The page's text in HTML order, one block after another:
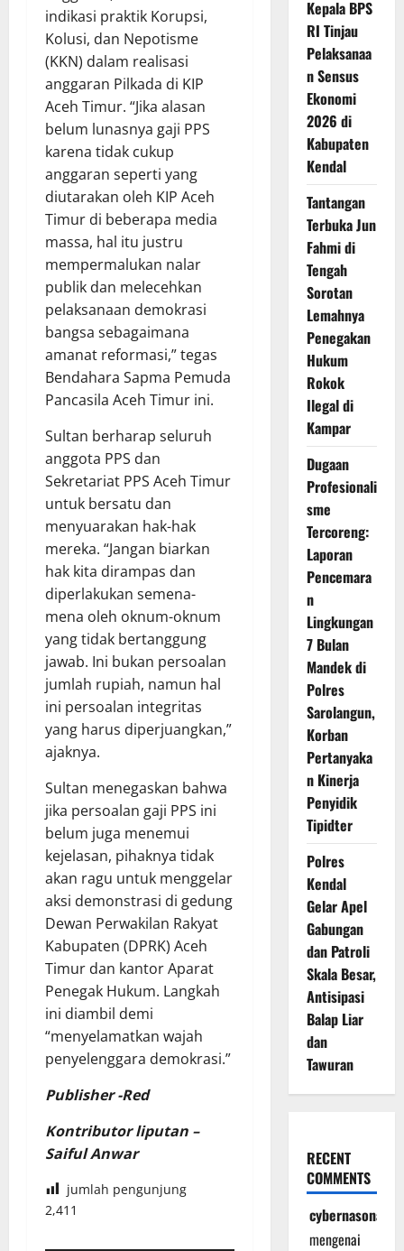
indikasi praktik Korupsi,
Kolusi, dan Nepotisme
(KKN) dalam realisasi
anggaran Pilkada di KIP
Aceh Timur. “Jika alasan
belum lunasnya gaji PPS
karena tidak cukup
anggaran seperti yang
diutarakan oleh KIP Aceh
Timur di beberapa media
massa, hal itu justru
mempermalukan nalar
publik dan melecehkan
pelaksanaan demokrasi
bangsa sebagaimana
amanat reformasi,” tegas
Bendahara Sapma Pemuda
Pancasila Aceh Timur ini.
Sultan berharap seluruh
anggota PPS dan
Sekretariat PPS Aceh Timur
untuk bersatu dan
menyuarakan hak-hak
mereka. “Jangan biarkan
hak kita dirampas dan
diperlakukan semena-
mena oleh oknum-oknum
yang tidak bertanggung
jawab. Ini bukan persoalan
jumlah rupiah, namun hal
ini persoalan integritas
yang harus diperjuangkan,”
ajaknya.
Sultan menegaskan bahwa
jika persoalan gaji PPS ini
belum juga menemui
kejelasan, pihaknya tidak
akan ragu untuk menggelar
aksi demonstrasi di gedung
Dewan Perwakilan Rakyat
Kabupaten (DPRK) Aceh
Timur dan kantor Aparat
Penegak Hukum. Langkah
ini diambil demi
“menyelamatkan wajah
penyelenggara demokrasi.”
Publisher -Red
Kontributor liputan –
Saiful Anwar
jumlah pengunjung
2,411
Kepala BPS
RI Tinjau
Pelaksanaa
n Sensus
Ekonomi
2026 di
Kabupaten
Kendal
Tantangan
Terbuka Jun
Fahmi di
Tengah
Sorotan
Lemahnya
Penegakan
Hukum
Rokok
Ilegal di
Kampar
Dugaan
Profesionali
sme
Tercoreng:
Laporan
Pencemara
n
Lingkungan
7 Bulan
Mandek di
Polres
Sarolangun,
Korban
Pertanyaka
n Kinerja
Penyidik
Tipidter
Polres
Kendal
Gelar Apel
Gabungan
dan Patroli
Skala Besar,
Antisipasi
Balap Liar
dan
Tawuran
RECENT
COMMENTS
cybernasonal
mengenai